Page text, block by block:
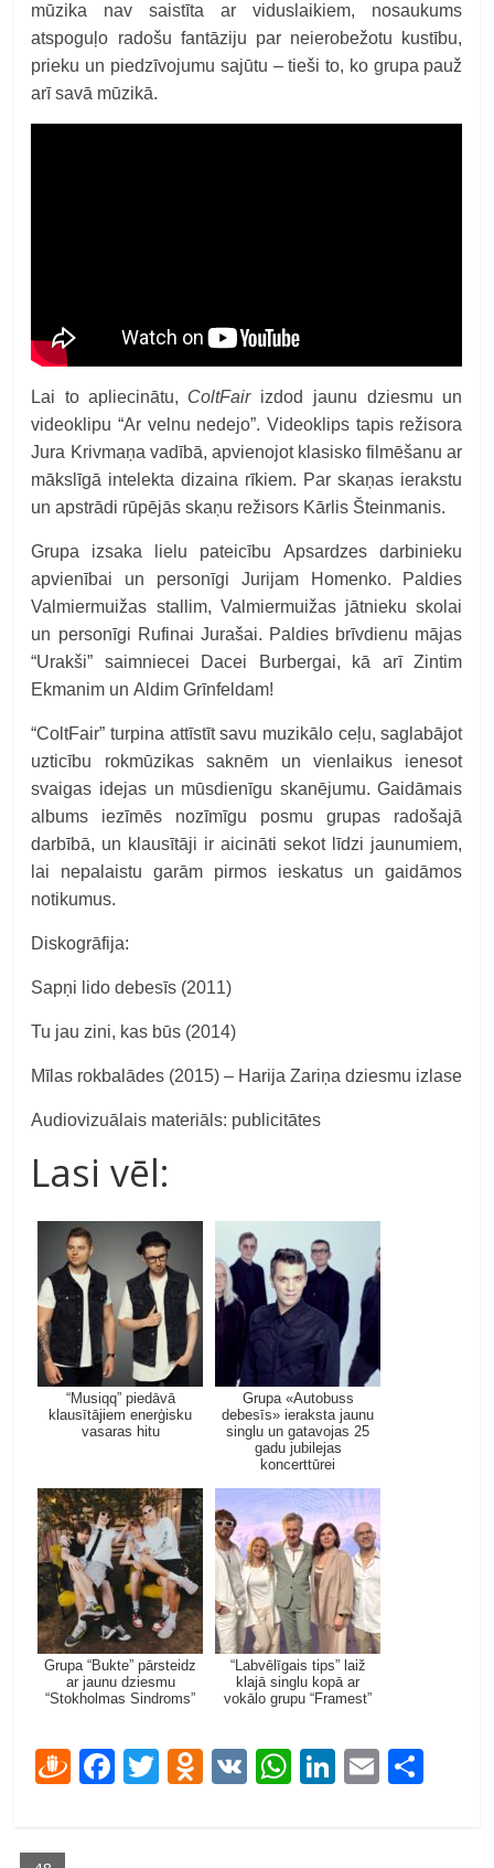
mūzika nav saistīta ar viduslaikiem, nosaukums
atspoguļo radošu fantāziju par neierobežotu kustību,
prieku un piedzīvojumu sajūtu – tieši to, ko grupa pauž
arī savā mūzikā.
Lai to apliecinātu, ColtFairizdod jaunu dziesmu un
videoklipu “Ar velnu nedejo”. Videoklips tapis režisora
Jura Krivmaņa vadībā, apvienojot klasisko filmēšanu ar
mākslīgā intelekta dizaina rīkiem. Par skaņas ierakstu
un apstrādi rūpējās skaņu režisors Kārlis Šteinmanis.
Grupa izsaka lielu pateicību Apsardzes darbinieku
apvienībai un personīgi Jurijam Homenko. Paldies
Valmiermuižas stallim, Valmiermuižas jātnieku skolai
un personīgi Rufinai Jurašai. Paldies brīvdienu mājas
“Urakši” saimniecei Dacei Burbergai, kā arī Zintim
Ekmanim un Aldim Grīnfeldam!
“ColtFair” turpina attīstīt savu muzikālo ceļu, saglabājot
uzticību rokmūzikas saknēm un vienlaikus ienesot
svaigas idejas un mūsdienīgu skanējumu. Gaidāmais
albums iezīmēs nozīmīgu posmu grupas radošajā
darbībā, un klausītāji ir aicināti sekot līdzi jaunumiem,
lai nepalaistu garām pirmos ieskatus un gaidāmos
notikumus.
Diskogrāfija:
Sapņi lido debesīs (2011)
Tu jau zini, kas būs (2014)
Mīlas rokbalādes (2015) – Harija Zariņa dziesmu izlase
Audiovizuālais materiāls: publicitātes
Lasi vēl:
“Musiqq” piedāvā
klausītājiem enerģisku
vasaras hitu
Grupa «Autobuss
debesīs» ieraksta jaunu
singlu un gatavojas 25
gadu jubilejas
koncerttūrei
Grupa “Bukte” pārsteidz
ar jaunu dziesmu
“Stokholmas Sindroms”
“Labvēlīgais tips” laiž
klajā singlu kopā ar
vokālo grupu “Framest”
D
ra
F
ac
T
w
O
d
V
K
W
h
Li
n
E
m